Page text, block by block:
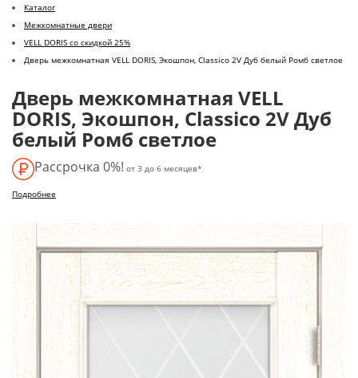
Каталог
Межкомнатные двери
VELL DORIS со скидкой 25%
Дверь межкомнатная VELL DORIS, Экошпон, Classico 2V Дуб белый Ромб светлое
Дверь межкомнатная VELL
DORIS, Экошпон, Classico 2V Дуб
белый Ромб светлое
Рассрочка 0%! от 3 до 6 месяцев*
Подробнее